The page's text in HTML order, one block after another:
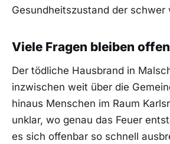
Gesundheitszustand der schwer
Viele Fragen bleiben offen
Der tödliche Hausbrand in
inzwischen weit über die
hinaus Menschen im Raum
unklar, wo genau das Feuer
es sich offenbar so schnell